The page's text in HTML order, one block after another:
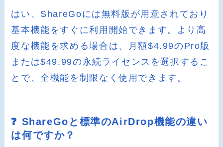
はい、ShareGoには無料版が用意されており
基本機能をすぐに利用開始できます。より高
度な機能を求める場合は、月額$4.99のPro版
または$49.99の永続ライセンスを選択するこ
とで、全機能を制限なく使用できます。
❓ ShareGoと標準のAirDrop機能の違い
は何ですか？